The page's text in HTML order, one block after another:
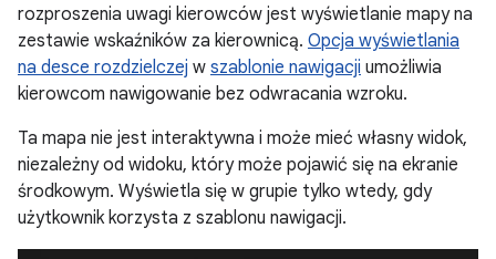
rozproszenia uwagi kierowców jest wyświetlanie mapy na
zestawie wskaźników za kierownicą. Opcja wyświetlania
na desce rozdzielczej w szablonie nawigacji umożliwia
kierowcom nawigowanie bez odwracania wzroku.
Ta mapa nie jest interaktywna i może mieć własny widok,
niezależny od widoku, który może pojawić się na ekranie
środkowym. Wyświetla się w grupie tylko wtedy, gdy
użytkownik korzysta z szablonu nawigacji.